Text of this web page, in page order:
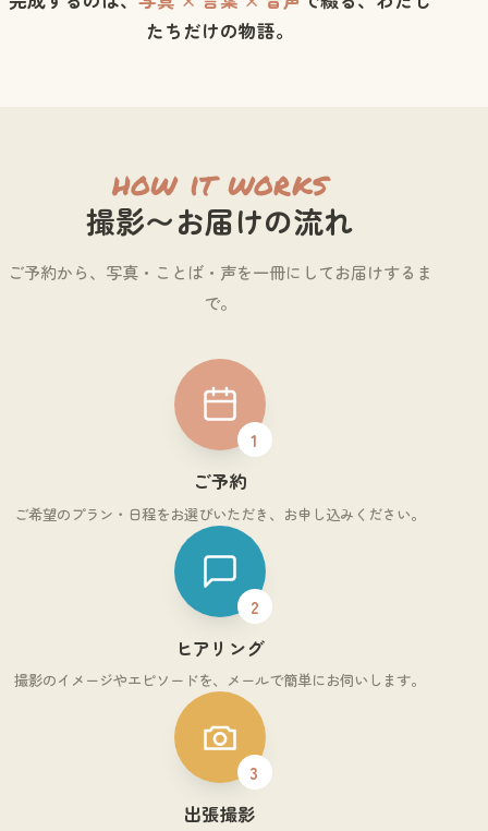
たちだけの物語。
how it works
撮影〜お届けの流れ
ご予約から、写真・ことば・声を一冊にしてお届けするま
で。
1
ご予約
ご希望のプラン・日程をお選びいただき、お申し込みください。
2
ヒアリング
撮影のイメージやエピソードを、メールで簡単にお伺いします。
3
出張撮影